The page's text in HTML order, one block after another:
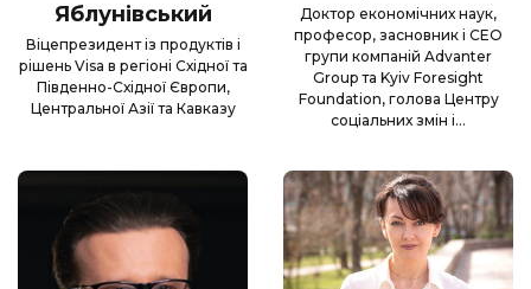
Яблунівський
Віцепрезидент із продуктів і
рішень Visa в регіоні Східної та
Південно-Східної Європи,
Центральної Азії та Кавказу
Доктор економічних наук,
професор, засновник і CEO
групи компаній Advanter
Group та Kyiv Foresight
Foundation, голова Центру
соціальних змін і…